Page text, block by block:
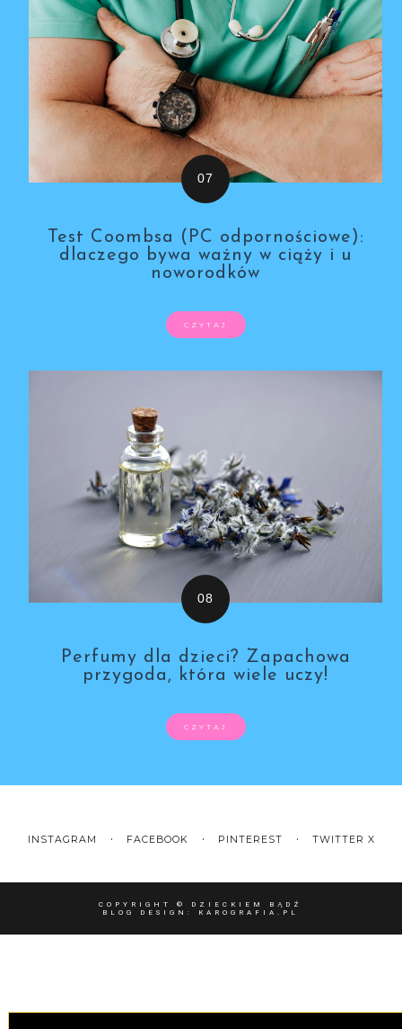
Test Coombsa (PC odpornościowe):
dlaczego bywa ważny w ciąży i u
noworodków
CZYTAJ
Perfumy dla dzieci? Zapachowa
przygoda, która wiele uczy!
CZYTAJ
INSTAGRAM FACEBOOK PINTEREST TWITTER X
COPYRIGHT © DZIECKIEM BĄDŹ
BLOG DESIGN: KAROGRAFIA.PL